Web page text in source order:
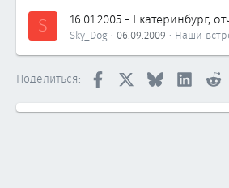
S 16.01.2005 - Екатеринбург,
Sky_Dog 06.09.2009 Наши
Поделиться: Facebook Bluesky LinkedIn